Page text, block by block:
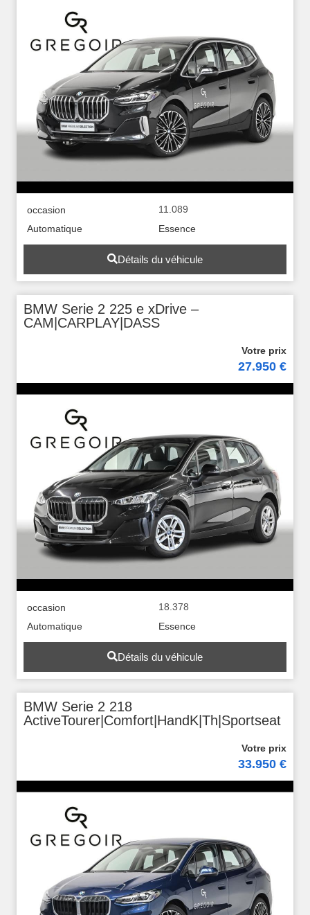
occasion
11.089
Automatique
Essence
Détails du véhicule
BMW Serie 2 225 e xDrive –
CAM|CARPLAY|DASS
27.950 €
occasion
18.378
Automatique
Essence
Détails du véhicule
BMW Serie 2 218
ActiveTourer|Comfort|HandK|Th|Sportseat
33.950 €